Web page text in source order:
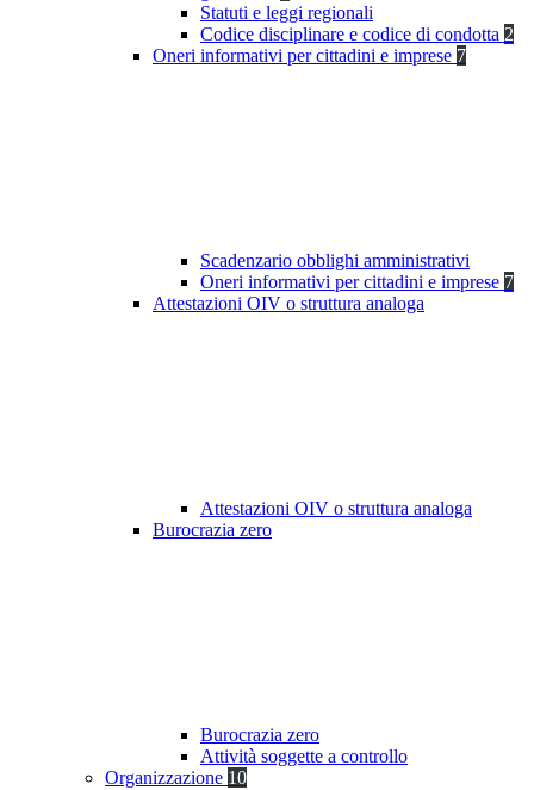
Statuti e leggi regionali
Codice disciplinare e codice di condotta 2
Oneri informativi per cittadini e imprese 7
Scadenzario obblighi amministrativi
Oneri informativi per cittadini e imprese 7
Attestazioni OIV o struttura analoga
Attestazioni OIV o struttura analoga
Burocrazia zero
Burocrazia zero
Attività soggette a controllo
Organizzazione 10